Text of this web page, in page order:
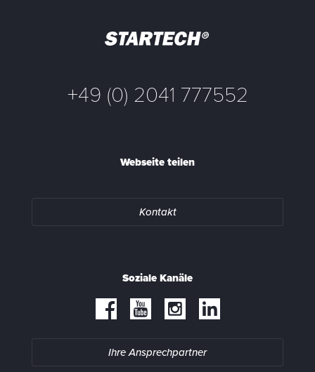
+49 (0) 2041 777552
Webseite teilen
Kontakt
Soziale Kanäle
Ihre Ansprechpartner